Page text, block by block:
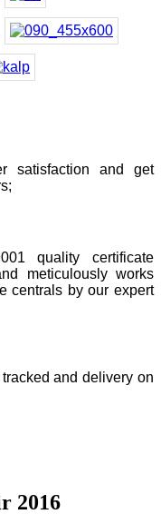
satisfaction and get
quality certificate
meticulously works
centrals by our expert
and delivery on
2016